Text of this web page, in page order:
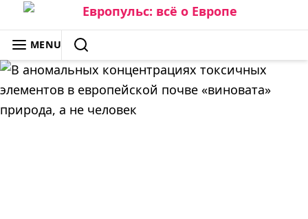
Skip
to
content
ЕВРОПУЛЬС: ВСЁ О ЕВРОПЕ
MENU
SEARCH